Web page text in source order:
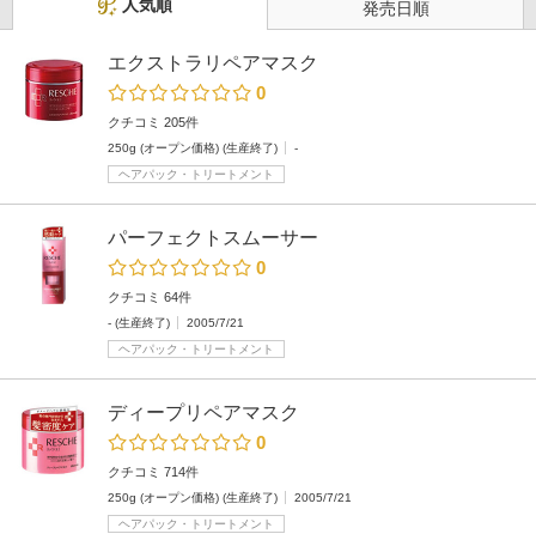
人気順 発売日順
エクストラリペアマスク
0
クチコミ 205件
250g (オープン価格) (生産終了)
-
ヘアパック・トリートメント
パーフェクトスムーサー
0
クチコミ 64件
- (生産終了)
2005/7/21
ヘアパック・トリートメント
ディープリペアマスク
0
クチコミ 714件
250g (オープン価格) (生産終了)
2005/7/21
ヘアパック・トリートメント